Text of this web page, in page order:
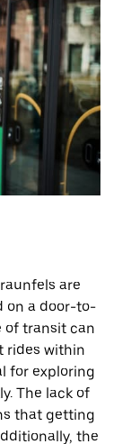
are
on a door-to-
of transit can
rides within
for exploring
The lack of
that getting
the